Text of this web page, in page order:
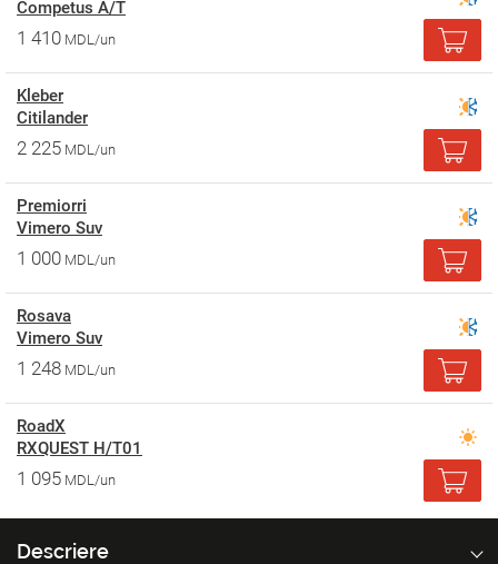
Competus A/T
1 410 MDL/un
Kleber
Citilander
2 225 MDL/un
Premiorri
Vimero Suv
1 000 MDL/un
Rosava
Vimero Suv
1 248 MDL/un
RoadX
RXQUEST H/T01
1 095 MDL/un
Descriere